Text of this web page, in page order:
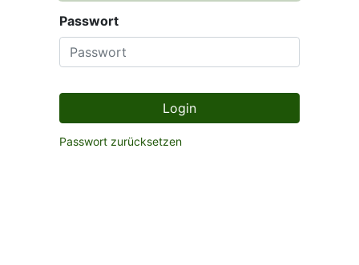
Passwort
Login
Passwort zurücksetzen